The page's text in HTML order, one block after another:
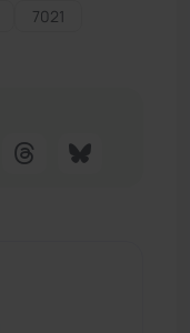
7021